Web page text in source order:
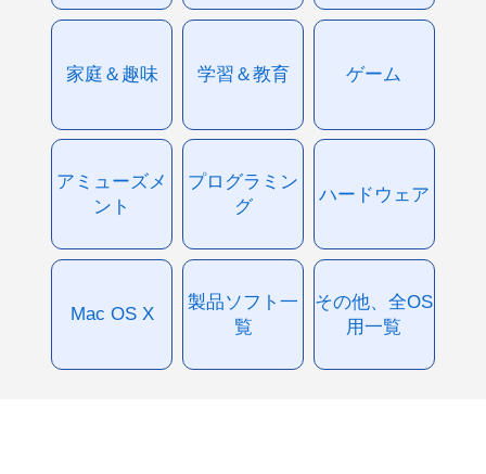
家庭＆趣味 学習＆教育 ゲーム
アミューズメ
ント
プログラミン
グ
ハードウェア
Mac OS X
製品ソフト一
覧
その他、全OS
用一覧